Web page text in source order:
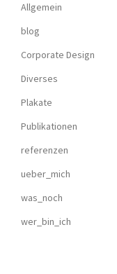
Allgemein
blog
Corporate Design
Diverses
Plakate
Publikationen
referenzen
ueber_mich
was_noch
wer_bin_ich